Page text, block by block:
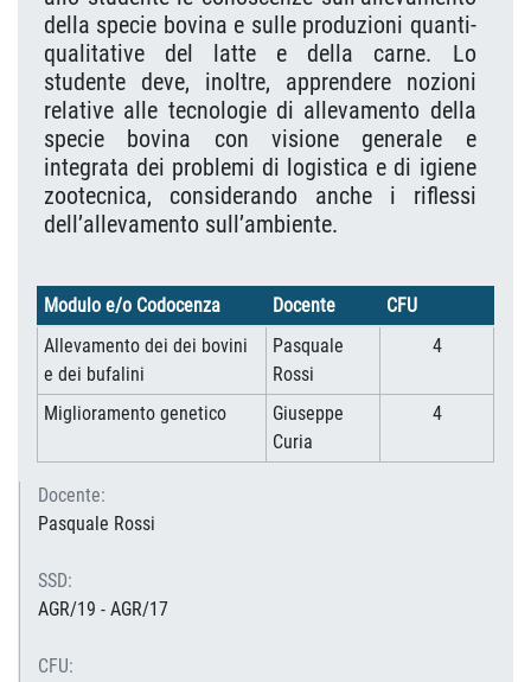
della specie bovina e sulle produzioni quanti-
qualitative del latte e della carne. Lo
studente deve, inoltre, apprendere nozioni
relative alle tecnologie di allevamento della
specie bovina con visione generale e
integrata dei problemi di logistica e di igiene
zootecnica, considerando anche i riflessi
dell’allevamento sull’ambiente.
Modulo e/o Codocenza Docente
CFU
Allevamento dei dei bovini
e dei bufalini
Pasquale
Rossi
4
Miglioramento genetico
Giuseppe
Curia
4
Docente:
Pasquale Rossi
SSD:
AGR/19 - AGR/17
CFU: